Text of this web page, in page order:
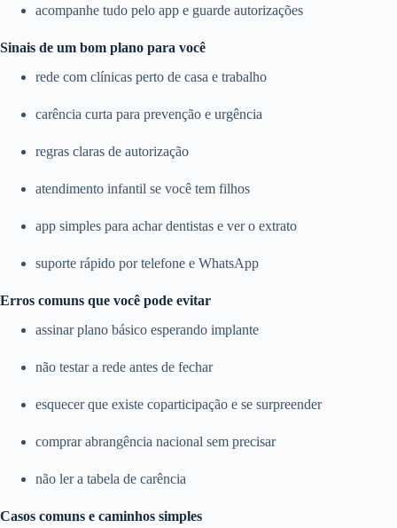
acompanhe tudo pelo app e guarde autorizações
Sinais de um bom plano para você
rede com clínicas perto de casa e trabalho
carência curta para prevenção e urgência
regras claras de autorização
atendimento infantil se você tem filhos
app simples para achar dentistas e ver o extrato
suporte rápido por telefone e WhatsApp
Erros comuns que você pode evitar
assinar plano básico esperando implante
não testar a rede antes de fechar
esquecer que existe coparticipação e se surpreender
comprar abrangência nacional sem precisar
não ler a tabela de carência
Casos comuns e caminhos simples